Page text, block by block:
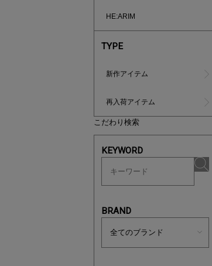
HE:ARIM
TYPE
新作アイテム
再入荷アイテム
こだわり検索
KEYWORD
BRAND